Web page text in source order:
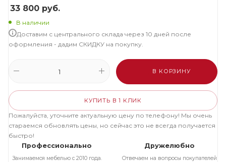
33 800 руб.
В наличии
Доставим с центрального склада через 10 дней после
оформления - дадим СКИДКУ на покупку.
В КОРЗИНУ
КУПИТЬ В 1 КЛИК
Пожалуйста, уточните актуальную цену по телефону! Мы очень
стараемся обновлять цены, но сейчас это не всегда получается
быстро!
Профессионально
Занимаемся мебелью с 2010 года.
Дружелюбно
Отвечаем на вопросы покупателей